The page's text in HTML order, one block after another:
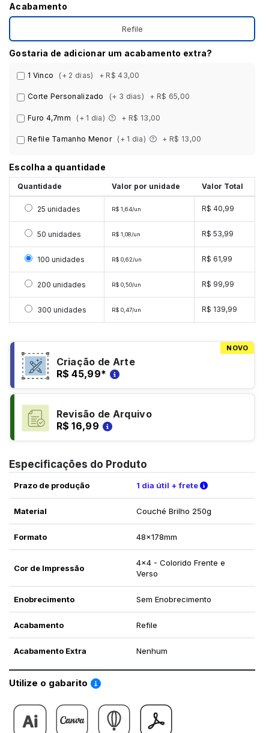
Acabamento
Refile
Gostaria de adicionar um acabamento extra?
1 Vinco (+ 2 dias) + R$ 43,00
Corte Personalizado (+ 3 dias) + R$ 65,00
Furo 4,7mm (+ 1 dia) + R$ 13,00
Refile Tamanho Menor (+ 1 dia) + R$ 13,00
Escolha a quantidade
Quantidade Valor por unidade Valor Total
Selecionar 25 unidades
25 unidades R$ 1,64/un R$ 40,99
Selecionar 50 unidades
50 unidades R$ 1,08/un R$ 53,99
Selecionar 100 unidades
100 unidades R$ 0,62/un R$ 61,99
Selecionar 200 unidades
200 unidades R$ 0,50/un R$ 99,99
Selecionar 300 unidades
300 unidades R$ 0,47/un R$ 139,99
NOVO
Criação de Arte
R$ 45,99*
Revisão de Arquivo
R$ 16,99
Especificações do Produto
Prazo de produção 1 dia útil + frete Verifique as
Material Couché Brilho 250g
Formato 48x178mm
Cor de Impressão
4x4 - Colorido Frente e
Verso
Enobrecimento Sem Enobrecimento
Acabamento Refile
Acabamento Extra Nenhum
Utilize o gabarito Saiba como utilizar os nossos gabaritos